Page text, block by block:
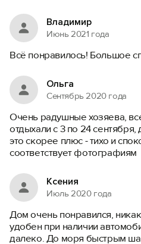
Владимир
Июнь 2021 года
Всё понравилось! Большое
Ольга
Сентябрь 2020 года
Очень радушные хозяева,
отдыхали с 3 по 24
это скорее плюс - тихо и
соответствует фотографиям
Ксения
Июль 2020 года
Дом очень понравился,
удобен при наличии
далеко. До моря быстрым
Войти или